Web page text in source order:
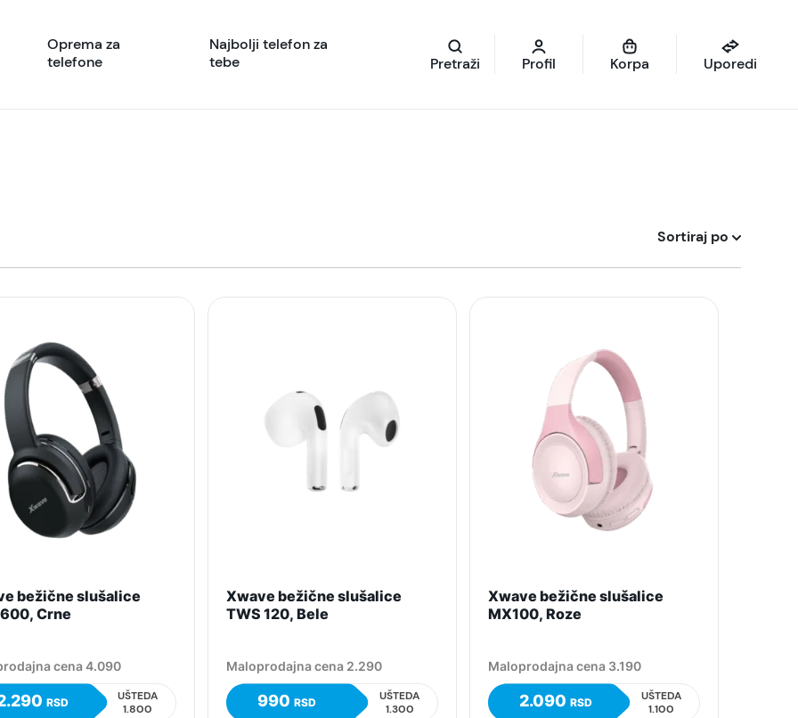
Oprema za
telefone
Najbolji telefon za
tebe
Pretraži Profil Korpa Uporedi
Sortiraj po
bežične slušalice
Crne
cena 4.090
RSD
UŠTEDA
1.800
Xwave bežične slušalice
TWS 120, Bele
Maloprodajna cena 2.290
990RSD
UŠTEDA
1.300
Xwave bežične slušalice
MX100, Roze
Maloprodajna cena 3.190
2.090RSD
UŠTEDA
1.100